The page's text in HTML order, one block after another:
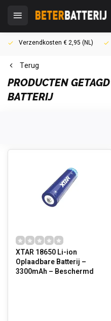
Verzendkosten € 2,95 (NL)
Terug
PRODUCTEN
BATTERIJ
XTAR 18650 Li-ion
Oplaadbare Batterij –
3300mAh – Beschermd